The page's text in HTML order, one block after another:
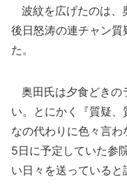
波紋を広げたのは、
後日怒涛の連チャン
た。
奥田氏は夕食どきの
い。とにかく『質疑
なの代わりに色々言
5日に予定していた参
い日々を送っていると